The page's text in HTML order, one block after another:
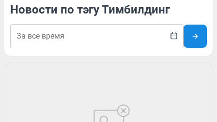
Новости по тэгу Тимбилдинг